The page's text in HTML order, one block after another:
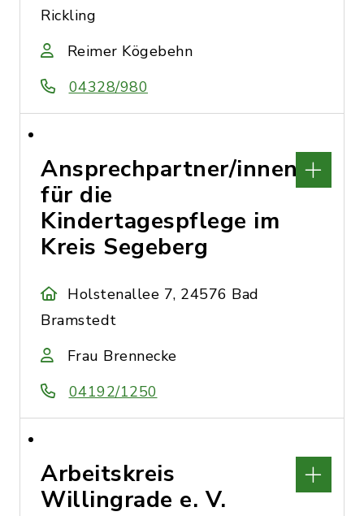
Rickling
Reimer Kögebehn
04328/980
Ansprechpartner/innen
für die
Kindertagespflege im
Kreis Segeberg
Holstenallee 7, 24576 Bad
Bramstedt
Frau Brennecke
04192/1250
Arbeitskreis
Willingrade e. V.